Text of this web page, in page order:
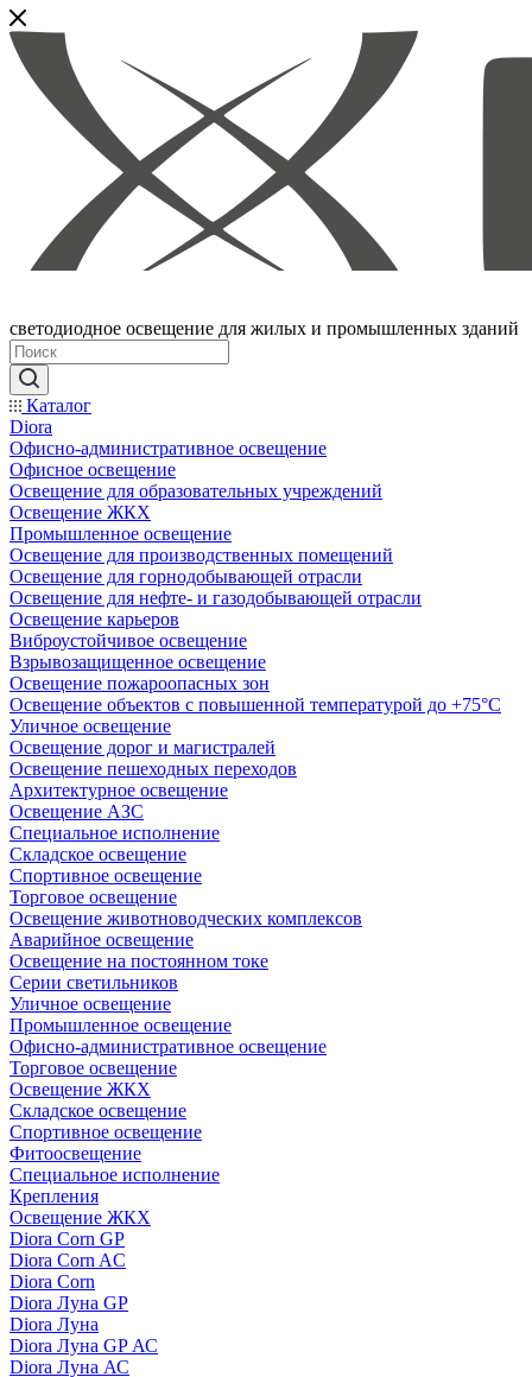
светодиодное освещение для жилых и промышленных зданий
Каталог
Diora
Офисно-административное освещение
Офисное освещение
Освещение для образовательных учреждений
Освещение ЖКХ
Промышленное освещение
Освещение для производственных помещений
Освещение для горнодобывающей отрасли
Освещение для нефте- и газодобывающей отрасли
Освещение карьеров
Виброустойчивое освещение
Взрывозащищенное освещение
Освещение пожароопасных зон
Освещение объектов с повышенной температурой до +75°C
Уличное освещение
Освещение дорог и магистралей
Освещение пешеходных переходов
Архитектурное освещение
Освещение АЗС
Специальное исполнение
Складское освещение
Спортивное освещение
Торговое освещение
Освещение животноводческих комплексов
Аварийное освещение
Освещение на постоянном токе
Серии светильников
Уличное освещение
Промышленное освещение
Офисно-административное освещение
Торговое освещение
Освещение ЖКХ
Складское освещение
Спортивное освещение
Фитоосвещение
Специальное исполнение
Крепления
Освещение ЖКХ
Diora Corn GP
Diora Corn AC
Diora Corn
Diora Луна GP
Diora Луна
Diora Луна GP АС
Diora Луна АС